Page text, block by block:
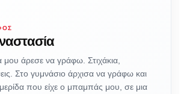
μου άρεσε να γράφω. Στιχάκια,
Στο γυμνάσιο άρχισα να γράφω και
που είχε ο μπαμπάς μου, σε μια